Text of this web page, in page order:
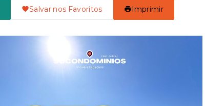
Salvar nos Favoritos Imprimir